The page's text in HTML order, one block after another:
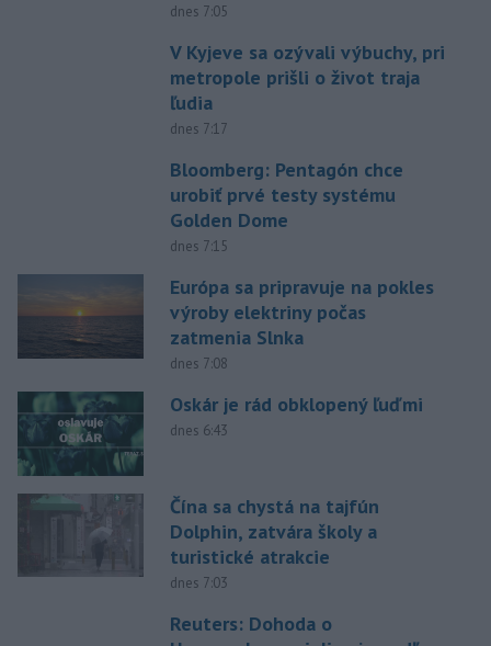
dnes 7:05
V Kyjeve sa ozývali výbuchy, pri
metropole prišli o život traja
ľudia
dnes 7:17
Bloomberg: Pentagón chce
urobiť prvé testy systému
Golden Dome
dnes 7:15
Európa sa pripravuje na pokles
výroby elektriny počas
zatmenia Slnka
dnes 7:08
Oskár je rád obklopený ľuďmi
dnes 6:43
Čína sa chystá na tajfún
Dolphin, zatvára školy a
turistické atrakcie
dnes 7:03
Reuters: Dohoda o